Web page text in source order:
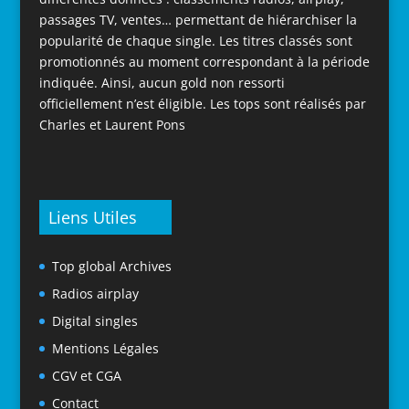
passages TV, ventes… permettant de hiérarchiser la
popularité de chaque single. Les titres classés sont
promotionnés au moment correspondant à la période
indiquée. Ainsi, aucun gold non ressorti
officiellement n’est éligible. Les tops sont réalisés par
Charles et Laurent Pons
Liens Utiles
Top global Archives
Radios airplay
Digital singles
Mentions Légales
CGV et CGA
Contact